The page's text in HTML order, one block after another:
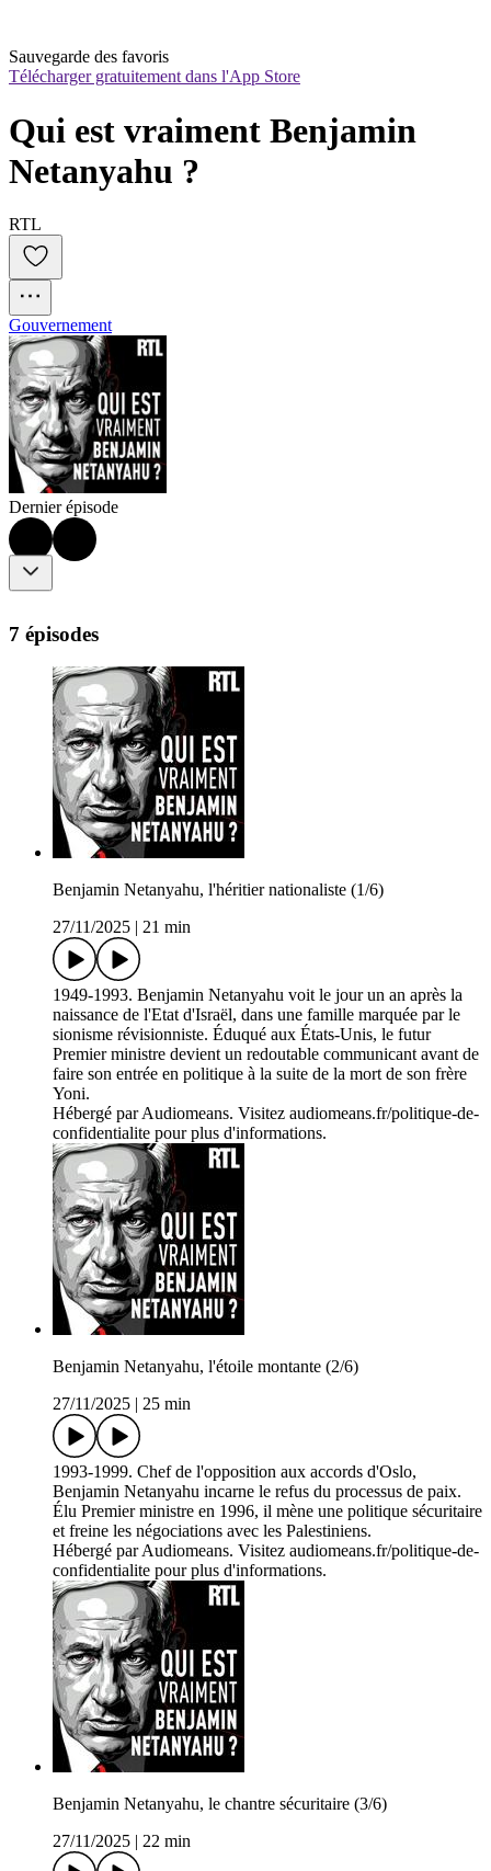
Sauvegarde des favoris
Télécharger gratuitement dans l'App Store
Qui est vraiment Benjamin
Netanyahu ?
RTL
Gouvernement
Dernier épisode
7 épisodes
Benjamin Netanyahu, l'héritier nationaliste (1/6)
27/11/2025
21 min
1949-1993. Benjamin Netanyahu voit le jour un an après la
naissance de l'Etat d'Israël, dans une famille marquée par le
sionisme révisionniste. Éduqué aux États-Unis, le futur
Premier ministre devient un redoutable communicant avant de
faire son entrée en politique à la suite de la mort de son frère
Yoni.
Hébergé par Audiomeans. Visitez audiomeans.fr/politique-de-
confidentialite pour plus d'informations.
Benjamin Netanyahu, l'étoile montante (2/6)
27/11/2025
25 min
1993-1999. Chef de l'opposition aux accords d'Oslo,
Benjamin Netanyahu incarne le refus du processus de paix.
Élu Premier ministre en 1996, il mène une politique sécuritaire
et freine les négociations avec les Palestiniens.
Hébergé par Audiomeans. Visitez audiomeans.fr/politique-de-
confidentialite pour plus d'informations.
Benjamin Netanyahu, le chantre sécuritaire (3/6)
27/11/2025
22 min